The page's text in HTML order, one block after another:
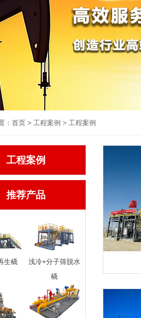
： 首页 > 工程案例 > 工程案例
工程案例
推荐产品
生橇
浅冷+分子筛脱水
橇